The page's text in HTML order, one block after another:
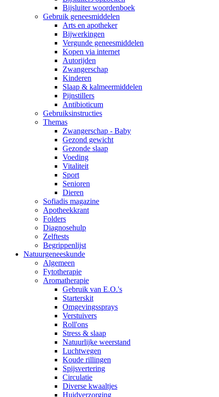
Bijsluiter woordenboek
Gebruik geneesmiddelen
Arts en apotheker
Bijwerkingen
Vergunde geneesmiddelen
Kopen via internet
Autorijden
Zwangerschap
Kinderen
Slaap & kalmeermiddelen
Pijnstillers
Antibioticum
Gebruiksinstructies
Themas
Zwangerschap - Baby
Gezond gewicht
Gezonde slaap
Voeding
Vitaliteit
Sport
Senioren
Dieren
Sofiadis magazine
Apotheekkrant
Folders
Diagnosehulp
Zelftests
Begrippenlijst
Natuurgeneeskunde
Algemeen
Fytotherapie
Aromatherapie
Gebruik van E.O.'s
Starterskit
Omgevingssprays
Verstuivers
Roll'ons
Stress & slaap
Natuurlijke weerstand
Luchtwegen
Koude rillingen
Spijsvertering
Circulatie
Diverse kwaaltjes
Huidverzorging